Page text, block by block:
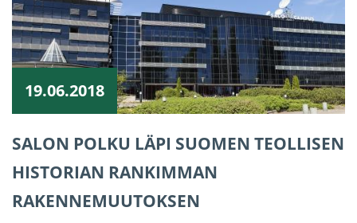
19.06.2018
SALON POLKU LÄPI SUOMEN TEOLLISEN
HISTORIAN RANKIMMAN
RAKENNEMUUTOKSEN